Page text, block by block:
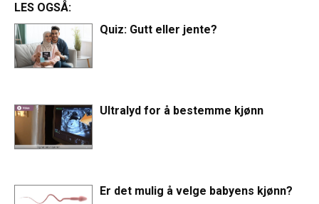
LES OGSÅ:
Quiz: Gutt eller jente?
Ultralyd for å bestemme kjønn
Er det mulig å velge babyens kjønn?